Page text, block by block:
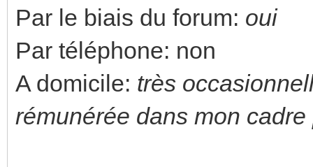
Par le biais du forum: oui
Par téléphone: non
A domicile: très
rémunérée dans mon